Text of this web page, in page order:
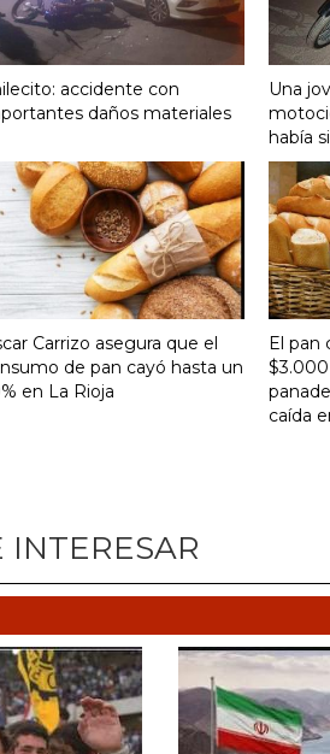
accidente con
daños materiales
Una
había
Carrizo asegura que el
de pan cayó hasta un
en La Rioja
El pan
caída